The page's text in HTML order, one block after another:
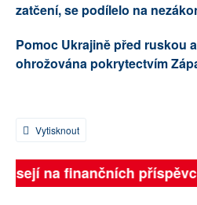
zatčení, se podílelo na
Pomoc Ukrajině před ruskou
ohrožována pokrytectvím
Vytisknout
na finančních